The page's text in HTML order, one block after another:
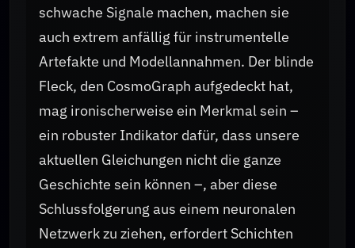
schwache Signale machen, machen sie
auch extrem anfällig für instrumentelle
Artefakte und Modellannahmen. Der blinde
Fleck, den CosmoGraph aufgedeckt hat,
mag ironischerweise ein Merkmal sein –
ein robuster Indikator dafür, dass unsere
aktuellen Gleichungen nicht die ganze
Geschichte sein können –, aber diese
Schlussfolgerung aus einem neuronalen
Netzwerk zu ziehen, erfordert Schichten